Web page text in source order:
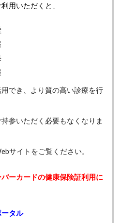
用いただくと、
でき、より質の高い診療を行
参いただく必要もなくなりま
サイトをご覧ください。
ーカードの健康保険証利用に
タル